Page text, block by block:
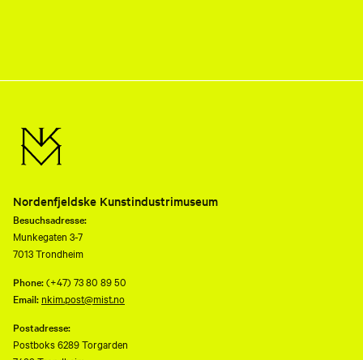
Nordenfjeldske Kunstindustrimuseum
Besuchsadresse:
Munkegaten 3-7
7013 Trondheim
Phone:(+47) 73 80 89 50
Email: nkim.post@mist.no
Postadresse:
Postboks 6289 Torgarden